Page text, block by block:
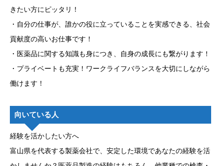
きたい方にピッタリ！
・自分の仕事が、誰かの役に立っていることを実感できる、社会
貢献度の高いお仕事です！
・医薬品に関する知識も身につき、自身の成長にも繋がります！
・プライベートも充実！ワークライフバランスを大切にしながら
働けます！
向いている人
経験を活かしたい方へ
富山県を代表する製薬会社で、安定した環境であなたの経験を活